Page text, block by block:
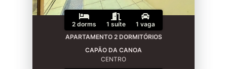
2 dorms 1 suíte
1 vaga
APARTAMENTO 2 DORMITÓRIOS
CAPÃO DA CANOA
CENTRO